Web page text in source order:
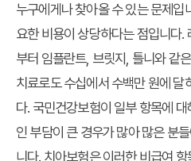
누구에게나 찾아올 수 있는 문제입
요한 비용이 상당하다는 점입니다.
부터 임플란트, 브릿지, 틀니와 같
치료로도 수십에서 수백만 원에 달
다. 국민건강보험이 일부 항목에
인 부담이 큰 경우가 많아 많은 분
니다. 치아보험은 이러한 비급여